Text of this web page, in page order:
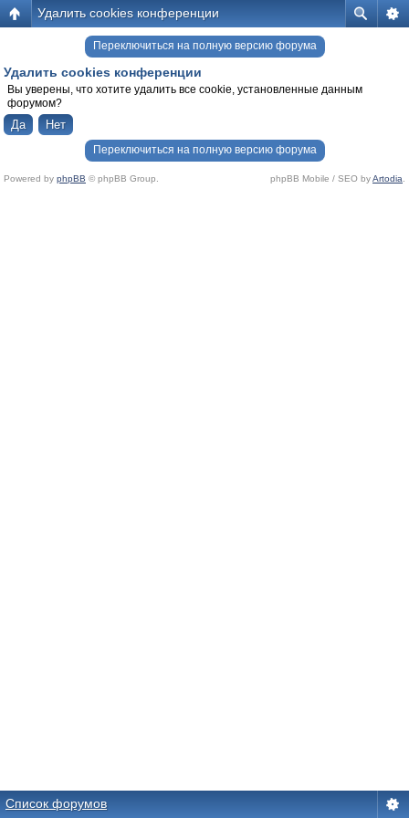
Удалить cookies конференции
Переключиться на полную версию форума
Удалить cookies конференции
Вы уверены, что хотите удалить все cookie, установленные данным
форумом?
Переключиться на полную версию форума
Powered by phpBB © phpBB Group. phpBB Mobile / SEO byArtodia
Список форумов